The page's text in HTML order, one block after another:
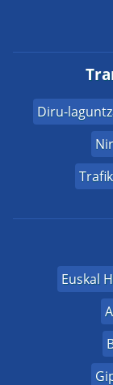
Diru-
Euskal